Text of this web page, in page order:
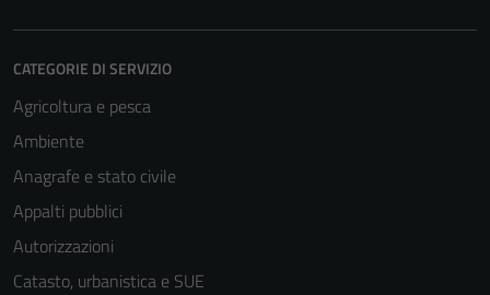
CATEGORIE DI SERVIZIO
Agricoltura e pesca
Ambiente
Anagrafe e stato civile
Appalti pubblici
Autorizzazioni
Catasto, urbanistica e SUE